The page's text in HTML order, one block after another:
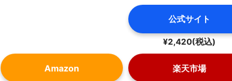
公式サイト
¥2,420(税込)
Amazon 楽天市場